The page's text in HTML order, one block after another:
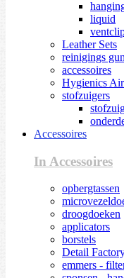
liquid
Leather Sets
reinigings
accessoires
Hygienics
stofzuigers
Accessoires
In Accessoires
opbergtassen
droogdoeken
applicators
borstels
Detail
emmers -